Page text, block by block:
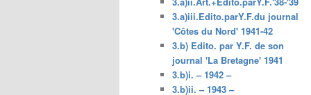
3.a)iii.Edito.parY.F.du journal
'Côtes du Nord' 1941-42
3.b) Edito. par Y.F. de son
journal 'La Bretagne' 1941
3.b)i. – 1942 –
3.b)ii. – 1943 –